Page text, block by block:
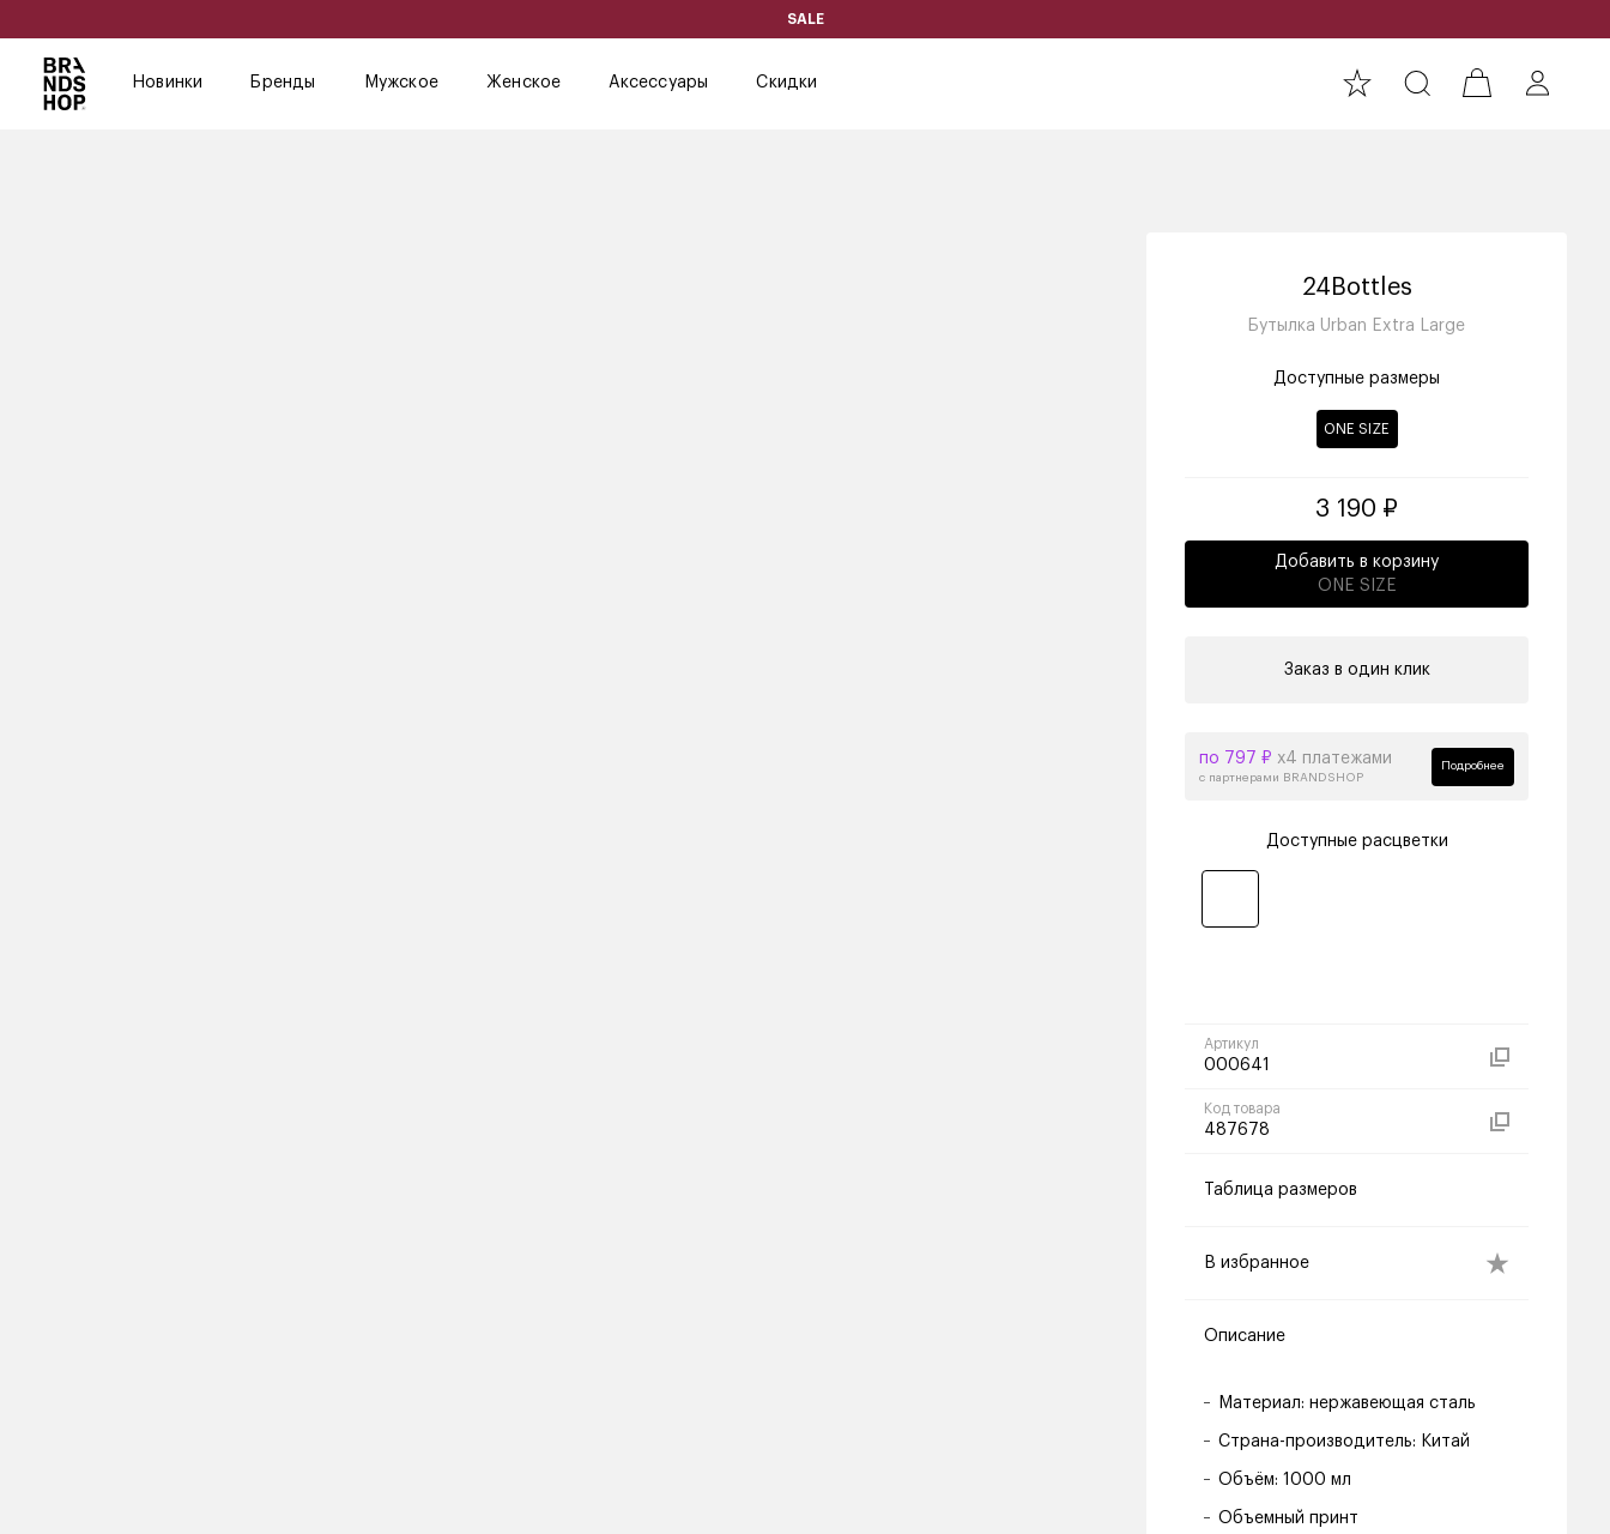
SALE
Новинки Бренды Мужское Женское Аксессуары Скидки
24Bottles
Бутылка Urban Extra Large
Доступные размеры
ONE SIZE
3 190 ₽
Добавить в корзину
ONE SIZE
Заказ в один клик
по 797 ₽ х4 платежами
с партнерами BRANDSHOP
Подробнее
Доступные расцветки
Артикул
000641
Код товара
487678
Таблица размеров
В избранное
Описание
Материал: нержавеющая сталь
Страна-производитель: Китай
Объём: 1000 мл
Объемный принт